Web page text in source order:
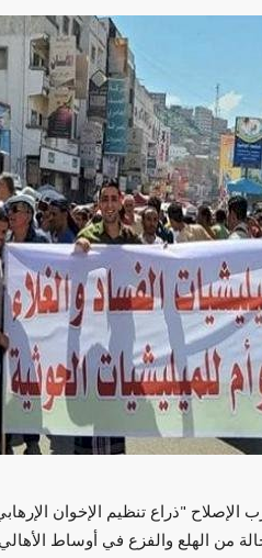
الإصلاح "ذراع تنظيم الإخوان
من الهلع والفزع في أوساط